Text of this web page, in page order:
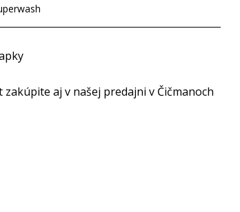
aj v našej predajni v Čičmanoch